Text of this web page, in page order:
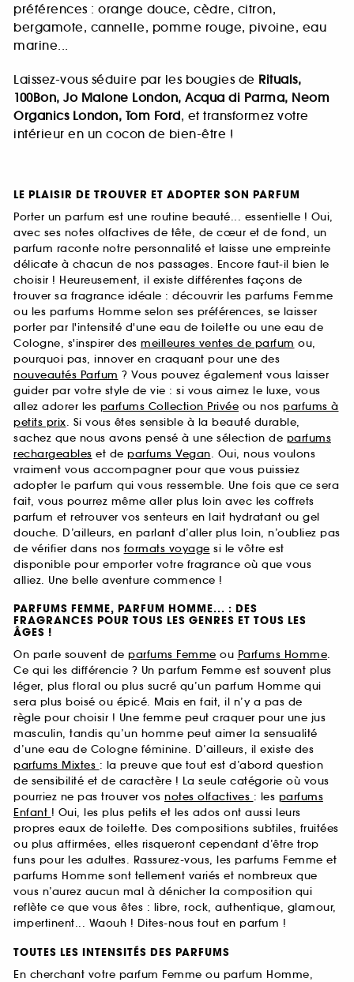
préférences : orange douce, cèdre, citron,
bergamote, cannelle, pomme rouge, pivoine, eau
marine...
Laissez-vous séduire par les bougies de Rituals,
100Bon, Jo Malone London, Acqua di Parma, Neom
Organics London, Tom Ford, et transformez votre
intérieur en un cocon de bien-être !
LE PLAISIR DE TROUVER ET ADOPTER SON PARFUM
Porter un parfum est une routine beauté... essentielle ! Oui,
avec ses notes olfactives de tête, de cœur et de fond, un
parfum raconte notre personnalité et laisse une empreinte
délicate à chacun de nos passages. Encore faut-il bien le
choisir ! Heureusement, il existe différentes façons de
trouver sa fragrance idéale : découvrir les parfums Femme
ou les parfums Homme selon ses préférences, se laisser
porter par l'intensité d'une eau de toilette ou une eau de
Cologne, s'inspirer des meilleures ventes de parfum ou,
pourquoi pas, innover en craquant pour une des
nouveautés Parfum ? Vous pouvez également vous laisser
guider par votre style de vie : si vous aimez le luxe, vous
allez adorer les parfums Collection Privée ou nos parfums à
petits prix. Si vous êtes sensible à la beauté durable,
sachez que nous avons pensé à une sélection de parfums
rechargeables et de parfums Vegan. Oui, nous voulons
vraiment vous accompagner pour que vous puissiez
adopter le parfum qui vous ressemble. Une fois que ce sera
fait, vous pourrez même aller plus loin avec les coffrets
parfum et retrouver vos senteurs en lait hydratant ou gel
douche. D’ailleurs, en parlant d’aller plus loin, n’oubliez pas
de vérifier dans nos formats voyage si le vôtre est
disponible pour emporter votre fragrance où que vous
alliez. Une belle aventure commence !
PARFUMS FEMME, PARFUM HOMME... : DES
FRAGRANCES POUR TOUS LES GENRES ET TOUS LES
ÂGES !
On parle souvent de parfums Femme ou Parfums Homme.
Ce qui les différencie ? Un parfum Femme est souvent plus
léger, plus floral ou plus sucré qu’un parfum Homme qui
sera plus boisé ou épicé. Mais en fait, il n’y a pas de
règle pour choisir ! Une femme peut craquer pour une jus
masculin, tandis qu’un homme peut aimer la sensualité
d’une eau de Cologne féminine. D’ailleurs, il existe des
parfums Mixtes : la preuve que tout est d’abord question
de sensibilité et de caractère ! La seule catégorie où vous
pourriez ne pas trouver vos notes olfactives : les parfums
Enfant ! Oui, les plus petits et les ados ont aussi leurs
propres eaux de toilette. Des compositions subtiles, fruitées
ou plus affirmées, elles risqueront cependant d’être trop
funs pour les adultes. Rassurez-vous, les parfums Femme et
parfums Homme sont tellement variés et nombreux que
vous n’aurez aucun mal à dénicher la composition qui
reflète ce que vous êtes : libre, rock, authentique, glamour,
impertinent... Waouh ! Dites-nous tout en parfum !
TOUTES LES INTENSITÉS DES PARFUMS
En cherchant votre parfum Femme ou parfum Homme,